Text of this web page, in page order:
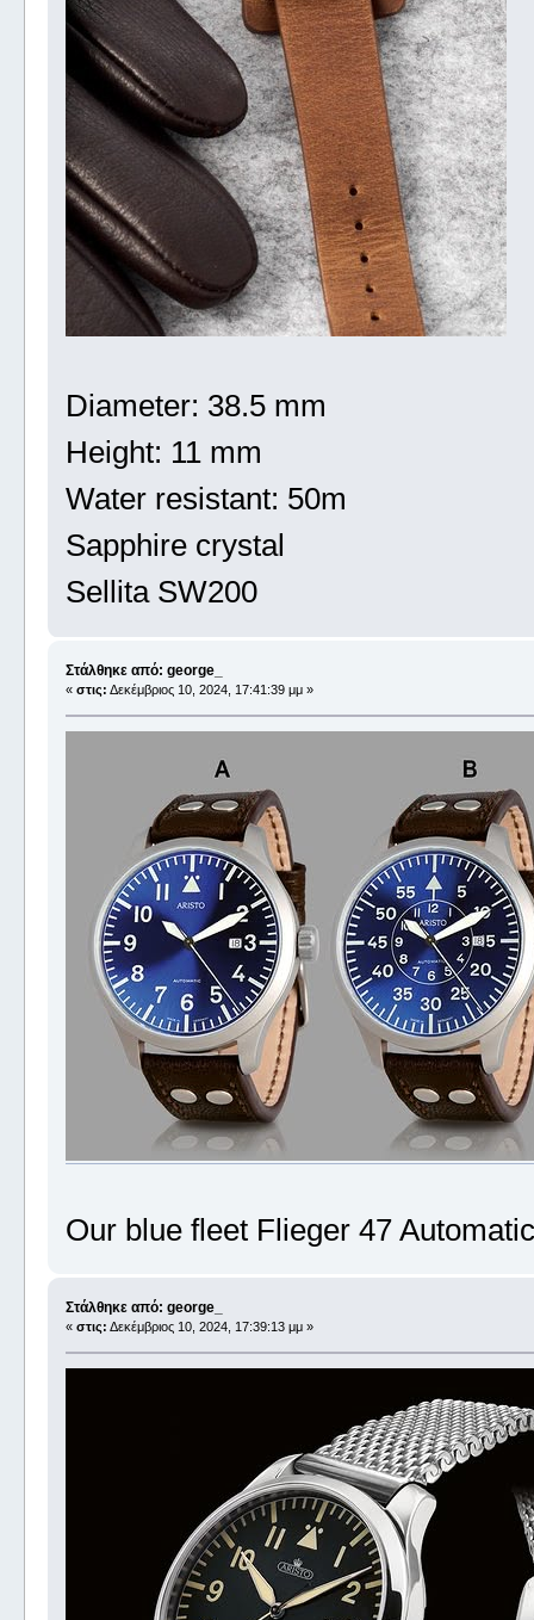
Diameter: 38.5 mm
Height: 11 mm
Water resistant: 50m
Sapphire crystal
Sellita SW200
Στάλθηκε από: george_
« στις: Δεκέμβριος 10, 2024, 17:41:39 μμ »
Our blue fleet Flieger 47 Automatic
Στάλθηκε από: george_
« στις: Δεκέμβριος 10, 2024, 17:39:13 μμ »